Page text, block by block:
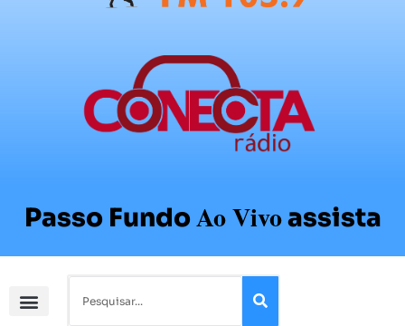
Passo FundoAo Vivoassista